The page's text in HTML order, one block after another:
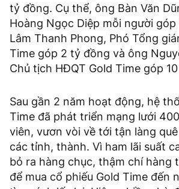
tỷ đồng. Cụ thể, ông Bàn Văn
Hoàng Ngọc Diệp mỗi người
Lâm Thanh Phong, Phó Tổng
Time góp 2 tỷ đồng và ông
Chủ tịch HĐQT Gold Time góp
Sau gần 2 năm hoạt động, hệ
Time đã phát triển mạng lưới
viên, vươn vòi về tới tận làng
các tỉnh, thành. Vì ham lãi suất
bỏ ra hàng chục, thậm chí hàng
để mua cổ phiếu Gold Time đến